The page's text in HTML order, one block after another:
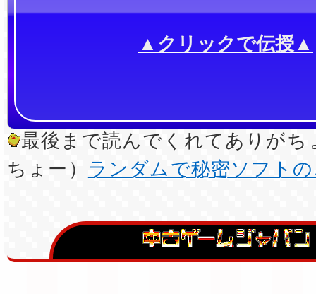
▲クリックで伝授▲
最後まで読んでくれてありがち
ちょー）
ランダムで秘密ソフト